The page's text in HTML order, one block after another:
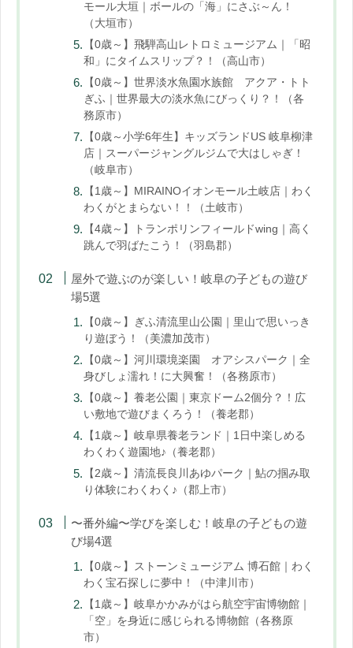
モール大垣｜ボールの「海」にさぶ～ん！
（大垣市）
【0歳～】飛騨高山レトロミュージアム｜「昭
和」にタイムスリップ？！（高山市）
【0歳～】世界淡水魚園水族館 アクア・トト
ぎふ｜世界最大の淡水魚にびっくり？！（各
務原市）
【0歳～小学6年生】キッズランドUS 岐阜柳津
店｜スーパージャングルジムで大はしゃぎ！
（岐阜市）
【1歳～】MIRAINOイオンモール土岐店｜わく
わくがとまらない！！（土岐市）
【4歳～】トランポリンフィールドwing｜高く
跳んで羽ばたこう！（羽島郡）
屋外で遊ぶのが楽しい！岐阜の子どもの遊び
場5選
【0歳～】ぎふ清流里山公園｜里山で思いっき
り遊ぼう！（美濃加茂市）
【0歳～】河川環境楽園 オアシスパーク｜全
身びしょ濡れ！に大興奮！（各務原市）
【0歳～】養老公園｜東京ドーム2個分？！広
い敷地で遊びまくろう！（養老郡）
【1歳～】岐阜県養老ランド｜1日中楽しめる
わくわく遊園地♪（養老郡）
【2歳～】清流長良川あゆパーク｜鮎の掴み取
り体験にわくわく♪（郡上市）
〜番外編〜学びを楽しむ！岐阜の子どもの遊
び場4選
【0歳～】ストーンミュージアム 博石館｜わく
わく宝石探しに夢中！（中津川市）
【1歳～】岐阜かかみがはら航空宇宙博物館｜
「空」を身近に感じられる博物館（各務原
市）